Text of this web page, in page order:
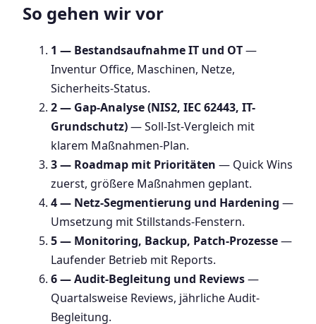
So gehen wir vor
1 — Bestandsaufnahme IT und OT—
Inventur Office, Maschinen, Netze,
Sicherheits-Status.
2 — Gap-Analyse (NIS2, IEC 62443, IT-
Grundschutz)— Soll-Ist-Vergleich mit
klarem Maßnahmen-Plan.
3 — Roadmap mit Prioritäten — Quick Wins
zuerst, größere Maßnahmen geplant.
4 — Netz-Segmentierung und Hardening —
Umsetzung mit Stillstands-Fenstern.
5 — Monitoring, Backup, Patch-Prozesse—
Laufender Betrieb mit Reports.
6 — Audit-Begleitung und Reviews—
Quartalsweise Reviews, jährliche Audit-
Begleitung.